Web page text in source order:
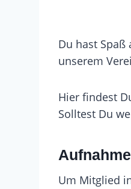
Du hast
unserem
Hier findest
Solltest Du
Um Mitglied